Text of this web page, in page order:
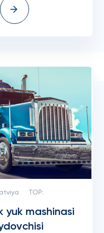
TOP:
yuk mashinasi